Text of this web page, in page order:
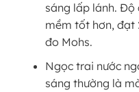
sáng lấp lánh. Độ
mềm tốt hơn, đạt
đo Mohs.
Ngọc trai nước
sáng thường là